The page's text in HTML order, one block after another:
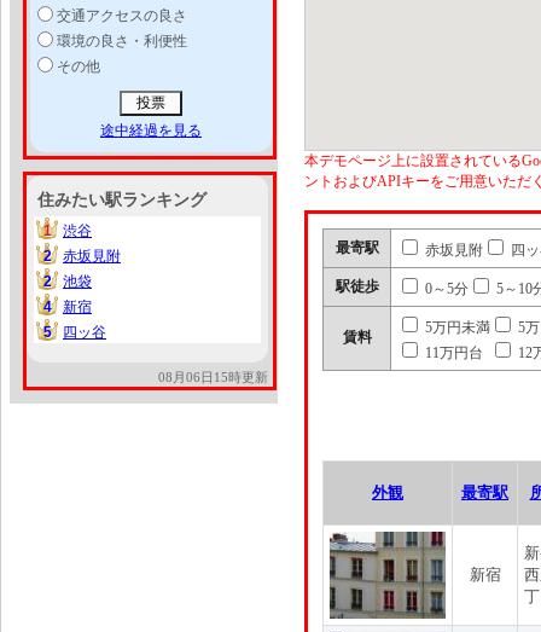
交通アクセスの良さ
環境の良さ・利便性
その他
途中経過を見る
住みたい駅ランキング
1
1
渋谷
2
2
赤坂見附
2
2
池袋
4
4
新宿
5
5 四ッ谷
08月06日15時更新
本デモページ上に設置されている
ントおよびAPIキーをご用意いただ
最寄駅 赤坂見附 四
駅徒歩 0～5分 5～10
賃料
5万円未満
5
11万円台
12
外観 最寄駅
新宿